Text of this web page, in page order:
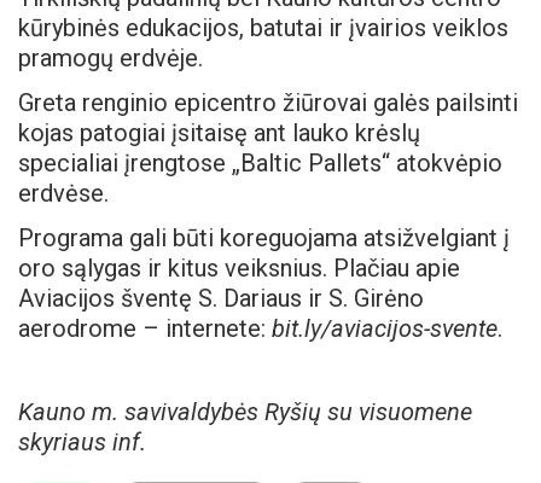
kūrybinės edukacijos, batutai ir įvairios veiklos
pramogų erdvėje.
Greta renginio epicentro žiūrovai galės pailsinti
kojas patogiai įsitaisę ant lauko krėslų
specialiai įrengtose „Baltic Pallets“ atokvėpio
erdvėse.
Programa gali būti koreguojama atsižvelgiant į
oro sąlygas ir kitus veiksnius. Plačiau apie
Aviacijos šventę S. Dariaus ir S. Girėno
aerodrome – internete: bit.ly/aviacijos-svente.
Kauno m. savivaldybės Ryšių su visuomene
skyriaus inf.